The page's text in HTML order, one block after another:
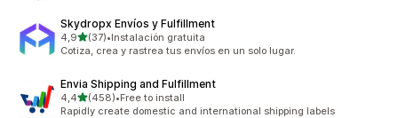
Skydropx Envíos y Fulfillment
4,9av 5 stjerner
(37)
Totalt 37 omtaler
•Instalación gratuita
Cotiza, crea y rastrea tus envíos en un solo lugar.
Envia Shipping and Fulfillment
4,4av 5 stjerner
(458)
Totalt 458 omtaler
•Free to install
Rapidly create domestic and international shipping labels